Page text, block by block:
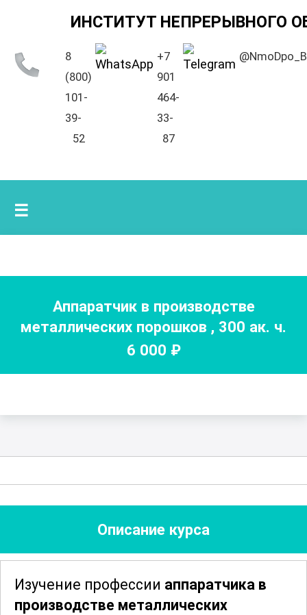
ИНСТИТУТ НЕПРЕРЫВНОГО
8
(800)
101-
39-
52
+7
901
464-
33-
87
☰
Аппаратчик в производстве
металлических порошков , 300 ак. ч.
6 000 ₽
Описание курса
Изучение профессии аппаратчика в
производстве металлических